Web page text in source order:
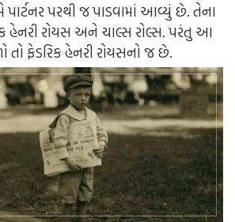
પાર્ટનરપરથીજપાડવામાં આવ્યુંછે.તેના
હેનરીરોયસ અને ચાલ્સરોલ્સ.પરંતુઆ
તો ફેડરિકહેનરીરોયસનોજછે.